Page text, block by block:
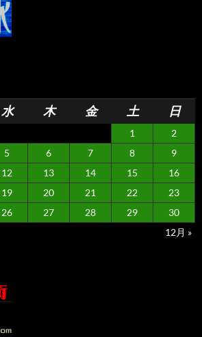
水 木 金 土 日
1
2
5 6 7 8
9
12 13 14 15
16
19 20 21 22
23
26 27 28 29
30
12月 »